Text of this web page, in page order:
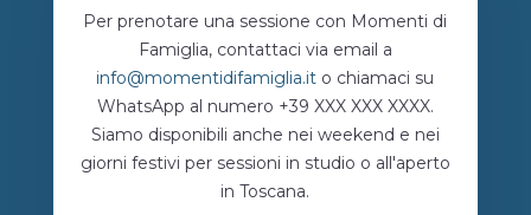
Per prenotare una sessione con Momenti di
Famiglia, contattaci via email a
info@momentidifamiglia.it o chiamaci su
WhatsApp al numero +39 XXX XXX XXXX.
Siamo disponibili anche nei weekend e nei
giorni festivi per sessioni in studio o all'aperto
in Toscana.